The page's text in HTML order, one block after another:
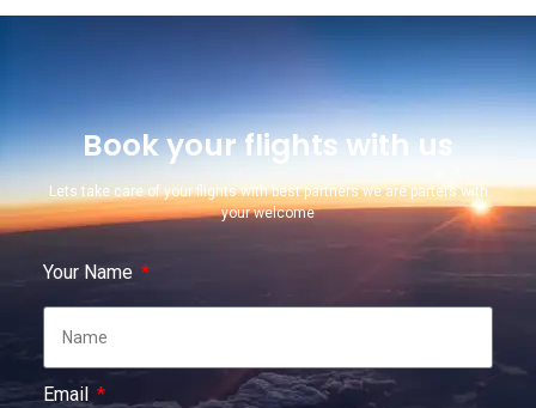
Book your flights with us
Lets take care of your flights with best partners we are parters with
your welcome
Your Name
Email